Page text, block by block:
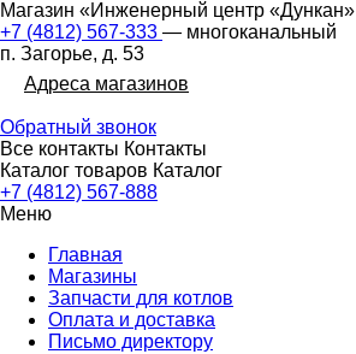
Магазин «Инженерный центр «Дункан»
+7 (4812) 567-333 — многоканальный
п. Загорье, д. 53
Адреса магазинов
Обратный звонок
Все контакты Контакты
Каталог товаров Каталог
+7 (4812) 567-888
Меню
Главная
Магазины
Запчасти для котлов
Оплата и доставка
Письмо директору